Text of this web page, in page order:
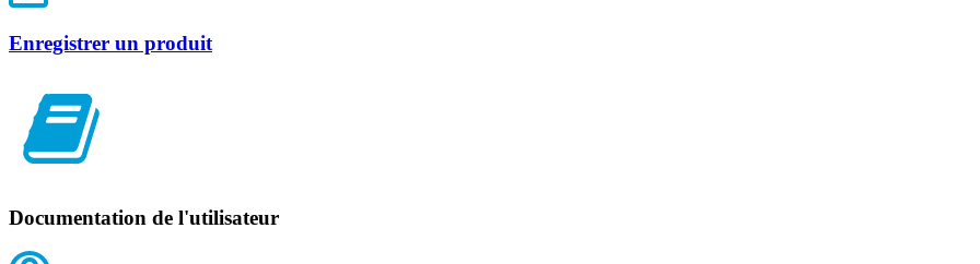
Enregistrer un produit
Documentation de l'utilisateur